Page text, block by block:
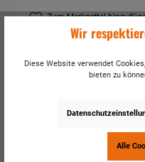
Zum Merkzettel
16080
Wir
Diese Website verwendet
bieten zu
Alle